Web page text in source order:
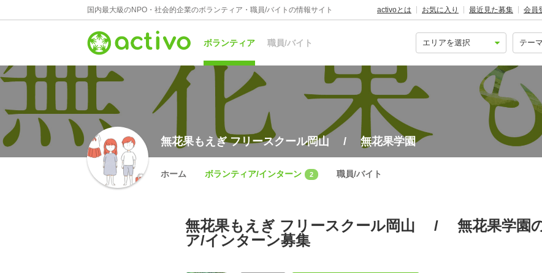
国内最大級のNPO・社会的企業のボランティア・職員/バイトの情報サイト activoとは お気に入り 最近見た募集 会員
ボランティア 職員/バイト
無花果もえぎ フリースクール岡山 / 無花果学園
ホーム ボランティア/インターン 2 職員/バイト
無花果もえぎ フリースクール岡山 / 無花果学園
ア/インターン募集